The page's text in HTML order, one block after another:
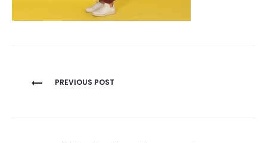
Beitragsnavigation
PREVIOUS POST